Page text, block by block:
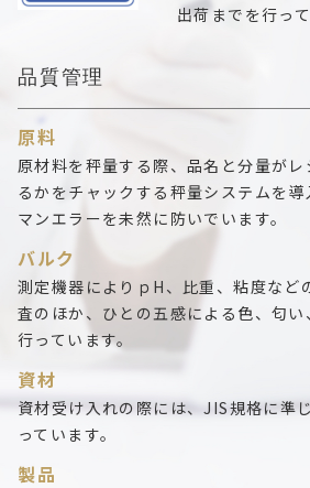
出荷までを行っ
品質管理
原料
原材料を秤量する際、品名と分量が
るかをチャックする秤量システムを
マンエラーを未然に防いでいます。
バルク
測定機器によりｐH、比重、粘度など
査のほか、ひとの五感による色、匂
行っています。
資材
資材受け入れの際には、JIS規格に準
っています。
製品